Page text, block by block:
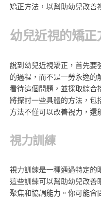
矯正方法，以幫助幼兒改善
幼兒近視的矯正
說到幼兒近視矯正，首先要
的過程，而不是一勞永逸的
看待這個問題，並採取綜合
將探討一些具體的方法，包
方法不僅可以改善視力，還
視力訓練
視力訓練是一種通過特定的
這些訓練可以幫助幼兒改善
聚焦和協調能力。你可能會